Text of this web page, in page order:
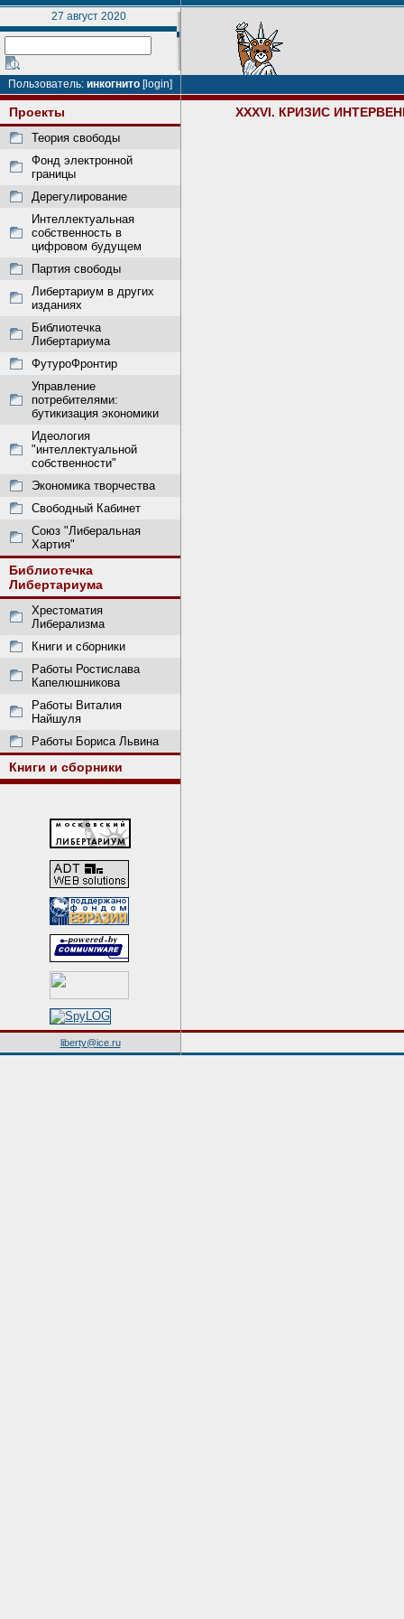
27 август 2020
Пользователь: инкогнито [login]
Проекты
Теория свободы
Фонд электронной
границы
Дерегулирование
Интеллектуальная
собственность в
цифровом будущем
Партия свободы
Либертариум в других
изданиях
Библиотечка
Либертариума
ФутуроФронтир
Управление
потребителями:
бутикизация экономики
Идеология
"интеллектуальной
собственности"
Экономика творчества
Свободный Кабинет
Союз "Либеральная
Хартия"
Библиотечка
Либертариума
Хрестоматия
Либерализма
Книги и сборники
Работы Ростислава
Капелюшникова
Работы Виталия
Найшуля
Работы Бориса Львина
Книги и сборники
XXXVI. КРИЗИС
liberty@ice.ru